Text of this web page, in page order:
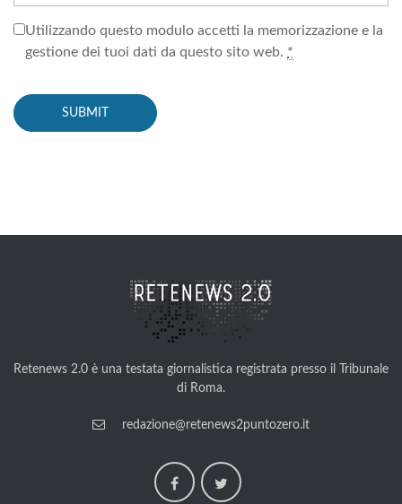
Utilizzando questo modulo accetti la memorizzazione e la
gestione dei tuoi dati da questo sito web. *
Retenews 2.0 è una testata giornalistica registrata presso il Tribunale
di Roma.
redazione@retenews2puntozero.it